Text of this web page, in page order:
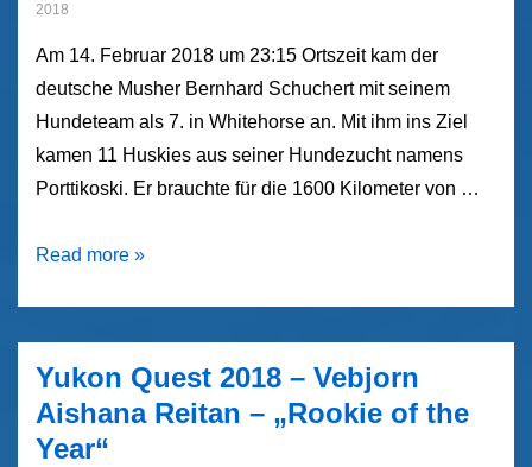
2018
Am 14. Februar 2018 um 23:15 Ortszeit kam der
deutsche Musher Bernhard Schuchert mit seinem
Hundeteam als 7. in Whitehorse an. Mit ihm ins Ziel
kamen 11 Huskies aus seiner Hundezucht namens
Porttikoski. Er brauchte für die 1600 Kilometer von …
Yukon
Deutscher
Musher
auf
Read more »
Yukon Quest 2018 – Vebjorn
Aishana Reitan – „Rookie of the
Year“